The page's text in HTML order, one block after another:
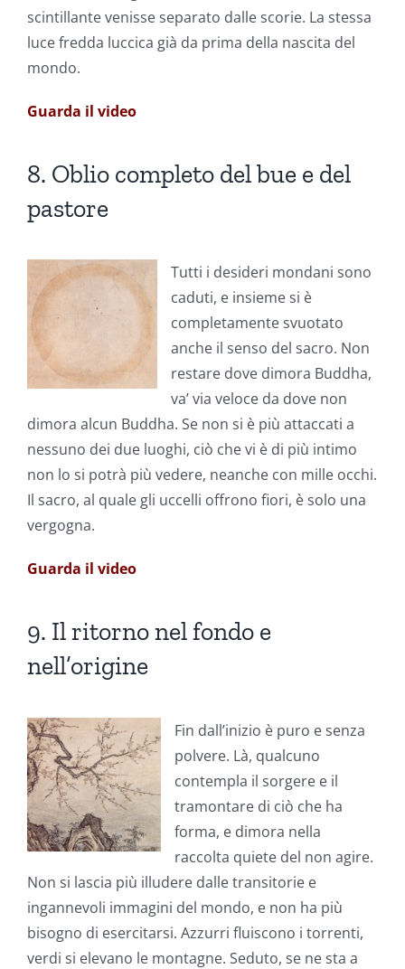
scintillante venisse separato dalle scorie. La stessa
luce fredda luccica già da prima della nascita del
mondo.
Guarda il video
8. Oblio completo del bue e del
pastore
Tutti i desideri mondani sono
caduti, e insieme si è
completamente svuotato
anche il senso del sacro. Non
restare dove dimora Buddha,
va’ via veloce da dove non
dimora alcun Buddha. Se non si è più attaccati a
nessuno dei due luoghi, ciò che vi è di più intimo
non lo si potrà più vedere, neanche con mille occhi.
Il sacro, al quale gli uccelli offrono fiori, è solo una
vergogna.
Guarda il video
9. Il ritorno nel fondo e
nell’origine
Fin dall’inizio è puro e senza
polvere. Là, qualcuno
contempla il sorgere e il
tramontare di ciò che ha
forma, e dimora nella
raccolta quiete del non agire.
Non si lascia più illudere dalle transitorie e
ingannevoli immagini del mondo, e non ha più
bisogno di esercitarsi. Azzurri fluiscono i torrenti,
verdi si elevano le montagne. Seduto, se ne sta a